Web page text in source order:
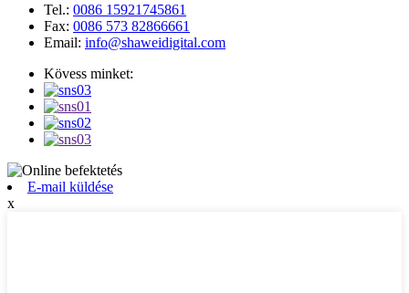
Tel.: 0086 15921745861
Fax: 0086 573 82866661
Email: info@shaweidigital.com
Kövess minket:
E-mail küldése
x